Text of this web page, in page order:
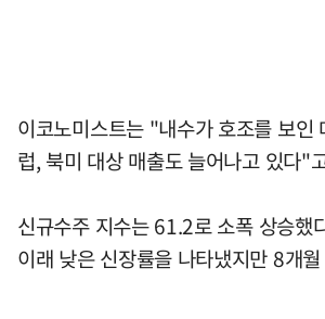
이코노미스트는 "내수가 호조를 보인
럽, 북미 대상 매출도 늘어나고 있다"
신규수주 지수는 61.2로 소폭 상승했
이래 낮은 신장률을 나타냈지만 8개